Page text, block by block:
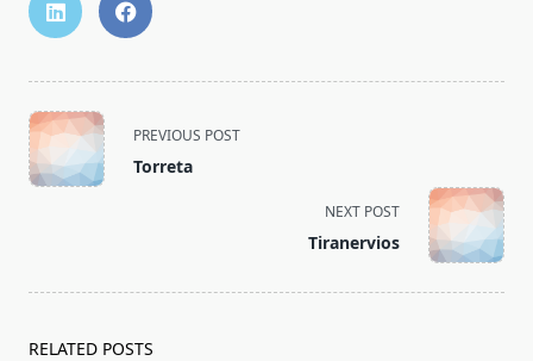
<span
class="nav-
subtitle
PREVIOUS POST
Torreta
NEXT POST
Tiranervios
RELATED POSTS